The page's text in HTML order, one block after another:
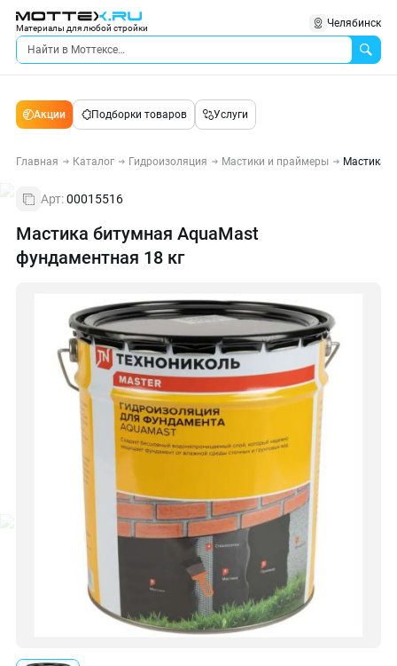
Материалы для любой стройки Челябинск
Акции Подборки товаров Услуги
Главная Каталог Гидроизоляция Мастики и праймеры Мастика
Арт:00015516
Мастика битумная AquaMast
фундаментная 18 кг